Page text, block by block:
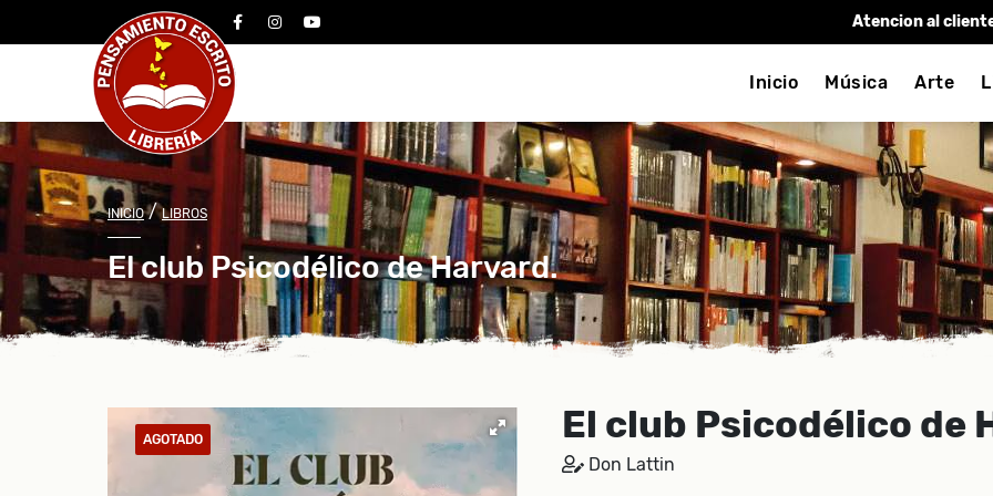
facebookinstagram
youtube Atencion al
Inicio Música Arte
INICIO/LIBROS
El club Psicodélico de Harvard.
AGOTADO El club Psicodélico de
Don Lattin